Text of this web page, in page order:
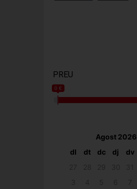
PREU
0 €
Agost 2026
dl
dt dc dj dv